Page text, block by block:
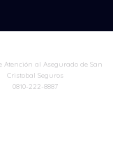
Atención al Asegurado de San
Cristobal Seguros
0810-222-8887